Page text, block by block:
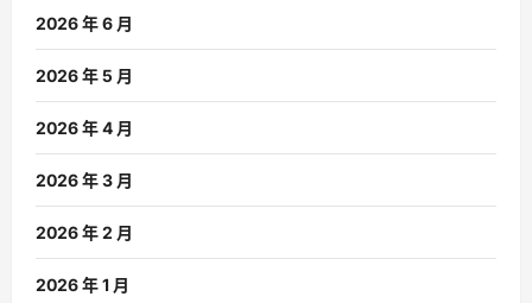
2026 年 6 月
2026 年 5 月
2026 年 4 月
2026 年 3 月
2026 年 2 月
2026 年 1 月